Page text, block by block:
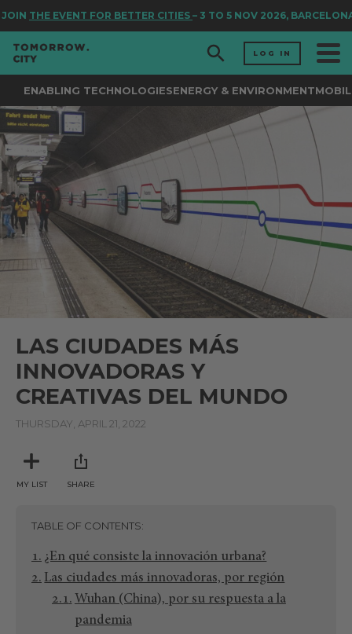
THE EVENT FOR BETTER CITIES– 3 TO 5 NOV 2026, BARCELONA
LOG IN
ENABLING TECHNOLOGIESENERGY & ENVIRONMENT
LAS CIUDADES MÁS
INNOVADORAS Y
CREATIVAS DEL MUNDO
THURSDAY, APRIL 21, 2022
MY LIST SHARE
TABLE OF CONTENTS
¿En qué consiste la innovación urbana?
Las ciudades más innovadoras, por región
Wuhan (China), por su respuesta a la
pandemia